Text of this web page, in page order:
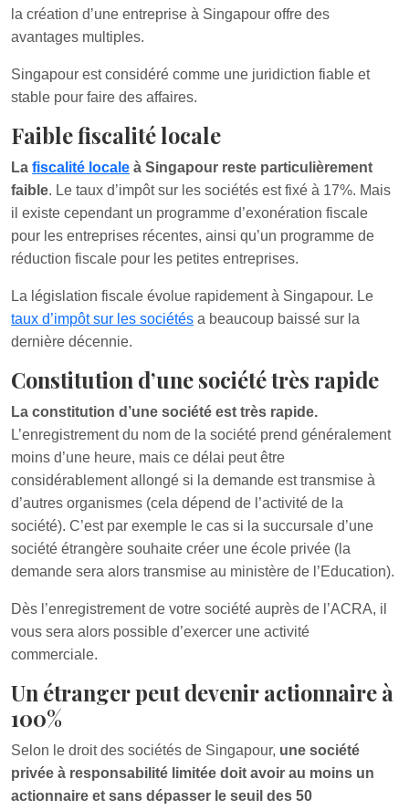
la création d’une entreprise à Singapour offre des
avantages multiples.
Singapour est considéré comme une juridiction fiable et
stable pour faire des affaires.
Faible fiscalité locale
La fiscalité locale à Singapour reste particulièrement
faible. Le taux d’impôt sur les sociétés est fixé à 17%. Mais
il existe cependant un programme d’exonération fiscale
pour les entreprises récentes, ainsi qu’un programme de
réduction fiscale pour les petites entreprises.
La législation fiscale évolue rapidement à Singapour. Le
taux d’impôt sur les sociétés a beaucoup baissé sur la
dernière décennie.
Constitution d’une société très rapide
La constitution d’une société est très rapide.
L’enregistrement du nom de la société prend généralement
moins d’une heure, mais ce délai peut être
considérablement allongé si la demande est transmise à
d’autres organismes (cela dépend de l’activité de la
société). C’est par exemple le cas si la succursale d’une
société étrangère souhaite créer une école privée (la
demande sera alors transmise au ministère de l’Education).
Dès l’enregistrement de votre société auprès de l’ACRA, il
vous sera alors possible d’exercer une activité
commerciale.
Un étranger peut devenir actionnaire à
100%
Selon le droit des sociétés de Singapour, une société
privée à responsabilité limitée doit avoir au moins un
actionnaire et sans dépasser le seuil des 50